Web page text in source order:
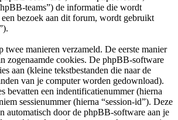
teams”) de informatie die wordt
bezoek aan dit forum, wordt gebruikt
twee manieren verzameld. De eerste manier
zogenaamde cookies. De phpBB-software
aan (kleine tekstbestanden die naar de
van je computer worden gedownload).
bevatten een indentificatienummer (hierna
sessienummer (hierna “session-id”). Deze
automatisch door de phpBB-software aan je